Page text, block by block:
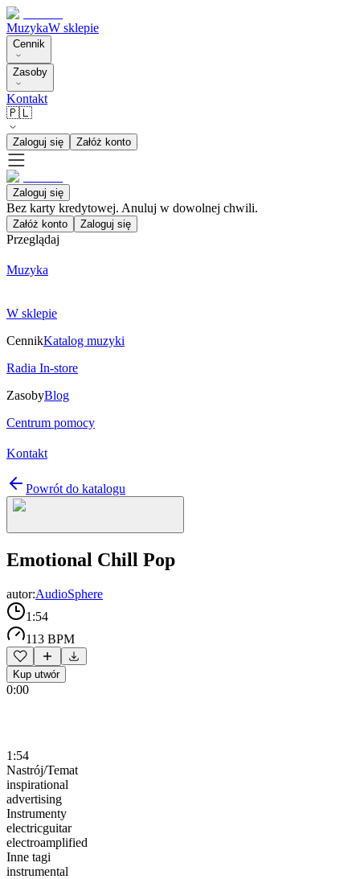
MuzykaW sklepie
Cennik
Zasoby
Kontakt
🇵🇱
Zaloguj się Załóż konto
Zaloguj się
Bez karty kredytowej. Anuluj w dowolnej chwili.
Załóż konto Zaloguj się
Przeglądaj
Muzyka
W sklepie
CennikKatalog muzyki
Radia In-store
ZasobyBlog
Centrum pomocy
Kontakt
Powrót do katalogu
Emotional Chill Pop
autor:AudioSphere
1:54
113 BPM
Kup utwór
0:00
1:54
Nastrój/Temat
inspirational
advertising
Instrumenty
electricguitar
electroamplified
Inne tagi
instrumental